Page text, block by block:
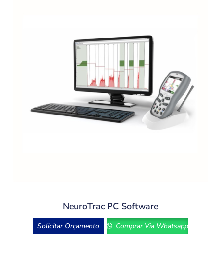
NeuroTrac PC Software
Solicitar Orçamento Comprar Via Whatsapp